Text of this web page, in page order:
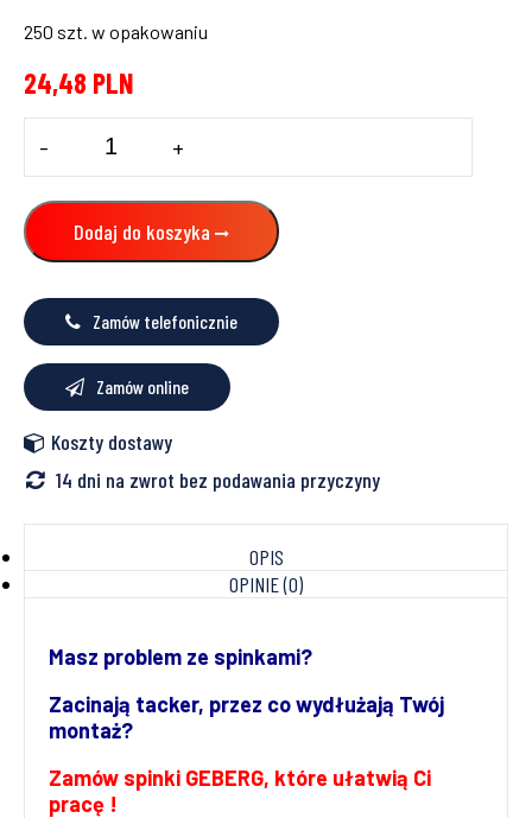
250 szt. w opakowaniu
24,48 PLN
Spinki
do
Tackera
GEBERG
- +
Dodaj do koszyka
Zamów telefonicznie
Zamów online
Koszty dostawy
14 dni na zwrot bez podawania przyczyny
OPIS
OPINIE (0)
Masz problem ze spinkami?
Zacinają tacker, przez co wydłużają Twój
montaż?
Zamów spinki GEBERG, które ułatwią Ci
pracę !